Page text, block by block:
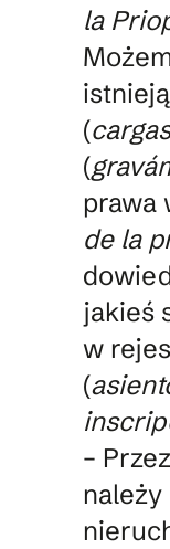
la
(cargas
(
prawa
de la
jakieś
w
(
–